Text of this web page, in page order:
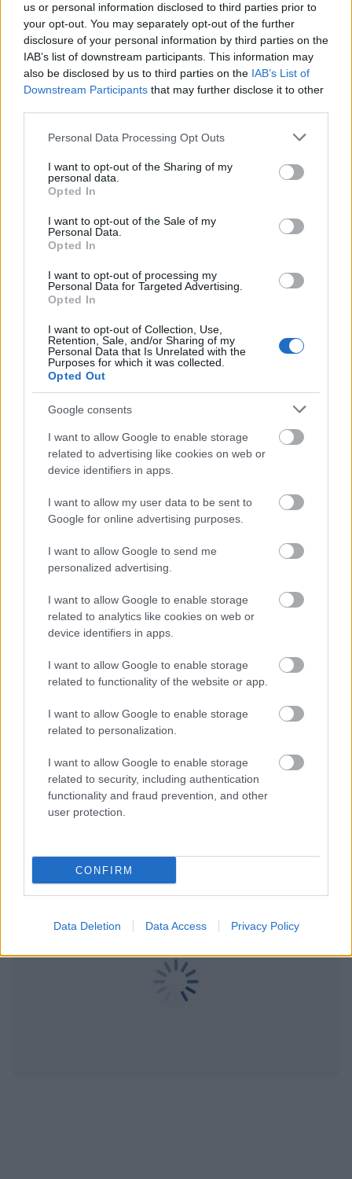
us or personal information disclosed to third parties prior to
your opt-out. You may separately opt-out of the further
disclosure of your personal information by third parties on the
IAB’s list of downstream participants. This information may
also be disclosed by us to third parties on the IAB’s List of
Downstream Participants that may further disclose it to other
Please note that this website/app uses one or more Google
not limited to your visit or usage behaviour. You may click to
grant or deny consent to Google and its third-party tags to
use your data for below specified purposes in below Google
consent section.
Personal Data Processing Opt Outs
I want to opt-out of the Sharing of my
personal data.
Opted In
I want to opt-out of the Sale of my
Personal Data.
Opted In
I want to opt-out of processing my
Personal Data for Targeted Advertising.
Opted In
I want to opt-out of Collection, Use,
Retention, Sale, and/or Sharing of my
Personal Data that Is Unrelated with the
Purposes for which it was collected.
Opted Out
Google consents
I want to allow Google to enable storage
related to advertising like cookies on web or
device identifiers in apps.
I want to allow my user data to be sent to
Google for online advertising purposes.
I want to allow Google to send me
personalized advertising.
I want to allow Google to enable storage
related to analytics like cookies on web or
device identifiers in apps.
I want to allow Google to enable storage
related to functionality of the website or app.
I want to allow Google to enable storage
related to personalization.
I want to allow Google to enable storage
related to security, including authentication
functionality and fraud prevention, and other
user protection.
CONFIRM
Data Deletion Data Access Privacy Policy
"Είμαι πολύ χαρούμενος που θα συνεχίσω να
φοράω το σκουφάκι του Παναθηναϊκού. Είναι
ομάδας και ανυπομονώ για τη νέα σεζόν. Εύχομαι
με τη στήριξη του κόσμου μας σε κάθε βήμα να
καταφέρουμε να πετύχουμε όλους τους στόχους
επικαιρότητας. Μάθε για όλους τουςlive αγώνες σήμερα
και δες τιςαθλητικές μεταδόσειςτης ημέρας και της
εβδομάδας μέσα από το υπερπλήρες Πρόγραμμα TV του
Gazzetta. Ακολούθησέ μας και στοGoogle News.
ΔΙΑΒΑΣΕ ΑΚΟΜΗ:
ΚΑΕ Παναθηναϊκός: Τα συγχαρητήρια στην Εθνική Πόλο
Ανδρών για την κατάκτηση του χρυσού μεταλλίου
Παναθηναϊκός Α.Ο. για τα δημοσιεύματα περί κρατικής
βοήθειας: «Παραμύθια που θα ζήλευε και ο Χανς
Αθλητικές μεταδόσεις σήμερα: Οι Galacticos, το Gazz
Floor και οι μάχες Παναθηναϊκου και ΠΑΟΚ στην Ευρώπη
Για να προσθέσεις το σχόλιο
σου πρέπει να συνδεθείς
στο my gazzetta!